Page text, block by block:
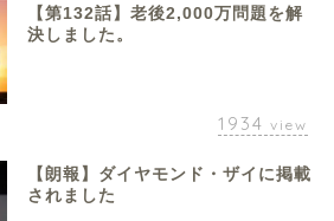
【第132話】老後2,000万問題を解
決しました。
1934 view
【朗報】ダイヤモンド・ザイに掲載
されました